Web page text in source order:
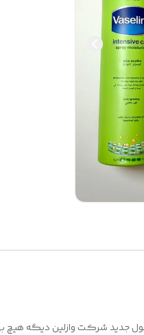
جدید شرکت وازلین دیگه